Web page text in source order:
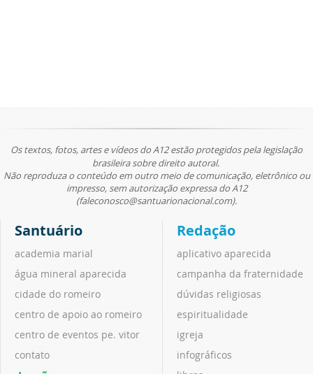
Os textos, fotos, artes e vídeos do A12 estão protegidos pela legislação
brasileira sobre direito autoral.
Não reproduza o conteúdo em outro meio de comunicação, eletrônico ou
impresso, sem autorização expressa do A12
(faleconosco@santuarionacional.com).
Santuário
academia marial
água mineral aparecida
cidade do romeiro
centro de apoio ao romeiro
centro de eventos pe. vitor
contato
Redação
aplicativo aparecida
campanha da fraternidade
dúvidas religiosas
espiritualidade
igreja
infográficos